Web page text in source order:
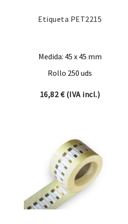
Etiqueta PET2215
Medida: 45 x 45 mm
Rollo 250 uds
16,82€(IVA incl.)